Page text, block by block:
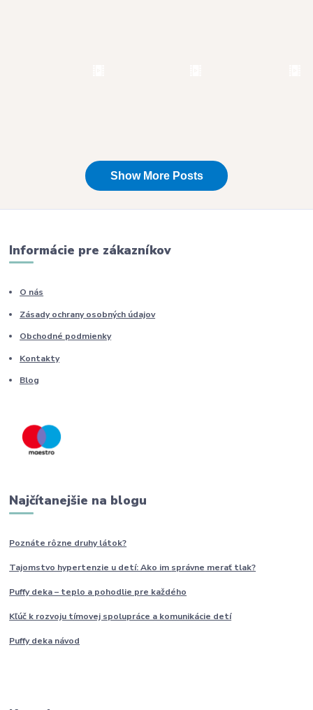
Informácie pre zákazníkov
O nás
Zásady ochrany osobných údajov
Obchodné podmienky
Kontakty
Blog
Najčítanejšie na blogu
Poznáte rôzne druhylátok?
Tajomstvo hypertenzie u detí: Ako im správne merať tlak?
Puffy deka – teplo a pohodlie pre každého
Kľúč k rozvoju tímovej spolupráce a komunikácie detí
Puffy deka návod